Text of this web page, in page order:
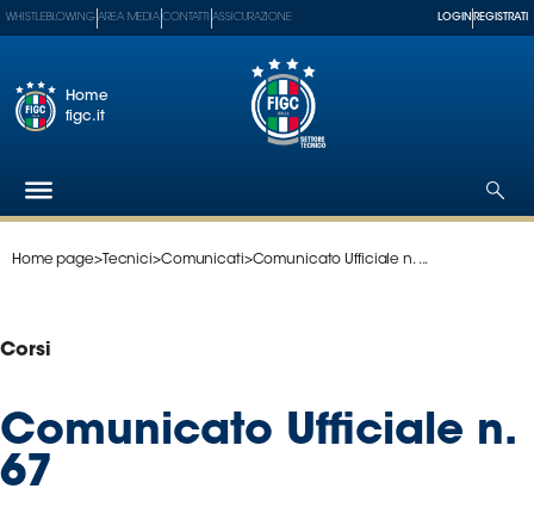
Federazione
Paralimpico
Serie
A
WHISTLEBLOWING AREA MEDIA CONTATTI ASSICURAZIONE LOGIN REGISTRATI
Home
figc.it
Home page>Tecnici>Comunicati>Comunicato Ufficiale n. ...
Corsi
Comunicato Ufficiale n.
67